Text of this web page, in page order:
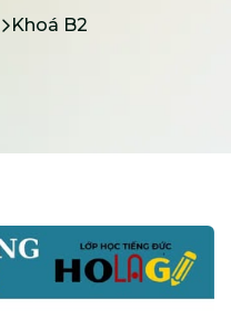
Khoá B2